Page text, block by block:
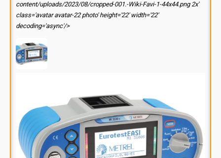
content/uploads/2023/08/cropped-001.-Wiki-Favi-1-44x44.png 2x'
class='avatar avatar-22 photo' height='22' width='22'
decoding='async'/>